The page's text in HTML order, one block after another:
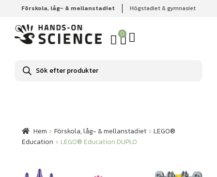
Förskola, låg- & mellanstadiet Högstadiet & gymnasiet
0
Produktsökning
Hem Förskola, låg- & mellanstadiet
LEGO® Education
LEGO® Education DUPLO
Hem Förskola, låg- & mellanstadiet
LEGO®
Education
LEGO® Education DUPLO